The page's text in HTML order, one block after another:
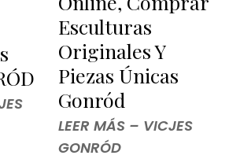
Esculturas
Originales Y
Piezas Únicas
Gonród
LEER MÁS – VICJES
GONRÓD